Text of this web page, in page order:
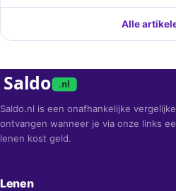
Alle
Saldo .nl
Saldo.nl is een onafhankelijke
ontvangen wanneer je via onze links
lenen kost geld.
Lenen